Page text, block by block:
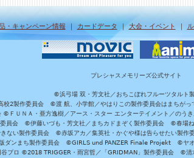
・キャンペーン情報 ｜ カードデータ ｜大会・イベント ｜
プレシャスメモリーズ公式サイト
©浜弓場 双・芳文社／おちこぼれフルーツタルト
2製作委員会 ©渡 航、小学館／やはりこの製作委員会はまちが
ＦＵＮＡ・亜方逸樹／アース・スター エンターテイメント／のう
員会 ©伊藤いづも・芳文社／まちカドまぞく製作委員会 ©春場
ない製作委員会 ©赤坂アカ／集英社・かぐや様は告らせたい製
ダンまち製作委員会 ©GIRLS und PANZER Finale Projekt ©ヤ
ロ ©2018 TRIGGER・雨宮哲／「GRIDMAN」製作委員会 ©清